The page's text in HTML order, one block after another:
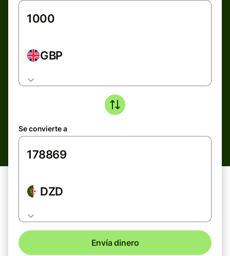
GBP
Se convierte a
DZD
Envía dinero